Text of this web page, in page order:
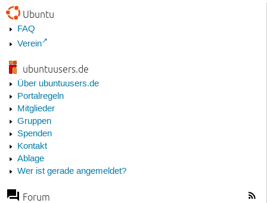
Ubuntu
FAQ
Verein
ubuntuusers.de
Über ubuntuusers.de
Portalregeln
Mitglieder
Gruppen
Spenden
Kontakt
Ablage
Wer ist gerade angemeldet?
Forum